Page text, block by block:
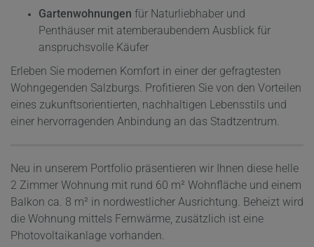
Gartenwohnungen für Naturliebhaber und
Penthäuser mit atemberaubendem Ausblick für
anspruchsvolle Käufer
Erleben Sie modernen Komfort in einer der gefragtesten
Wohngegenden Salzburgs. Profitieren Sie von den Vorteilen
eines zukunftsorientierten, nachhaltigen Lebensstils und
einer hervorragenden Anbindung an das Stadtzentrum.
Neu in unserem Portfolio präsentieren wir Ihnen diese helle
2 Zimmer Wohnung mit rund 60 m² Wohnfläche und einem
Balkon ca. 8 m² in nordwestlicher Ausrichtung. Beheizt wird
die Wohnung mittels Fernwärme, zusätzlich ist eine
Photovoltaikanlage vorhanden.